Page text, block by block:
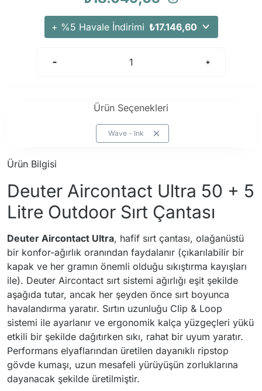
+ %5 Havale İndirimi ₺17.146,60
Ürün Seçenekleri
Wave - Ink
Ürün Bilgisi
Deuter Aircontact Ultra 50 + 5
Litre Outdoor Sırt Çantası
Deuter Aircontact Ultra, hafif sırt çantası, olağanüstü
bir konfor-ağırlık oranından faydalanır (çıkarılabilir bir
kapak ve her gramın önemli olduğu sıkıştırma kayışları
ile). Deuter Aircontact sırt sistemi ağırlığı eşit şekilde
aşağıda tutar, ancak her şeyden önce sırt boyunca
havalandırma yaratır. Sırtın uzunluğu Clip & Loop
sistemi ile ayarlanır ve ergonomik kalça yüzgeçleri yükü
etkili bir şekilde dağıtırken sıkı, rahat bir uyum yaratır.
Performans elyaflarından üretilen dayanıklı ripstop
gövde kumaşı, uzun mesafeli yürüyüşün zorluklarına
dayanacak şekilde üretilmiştir.